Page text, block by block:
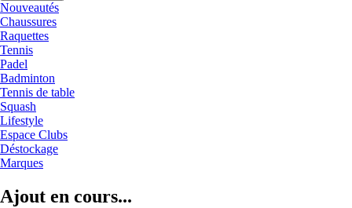
Nouveautés
Chaussures
Raquettes
Tennis
Padel
Badminton
Tennis de table
Squash
Lifestyle
Espace Clubs
Déstockage
Marques
Ajout en cours...